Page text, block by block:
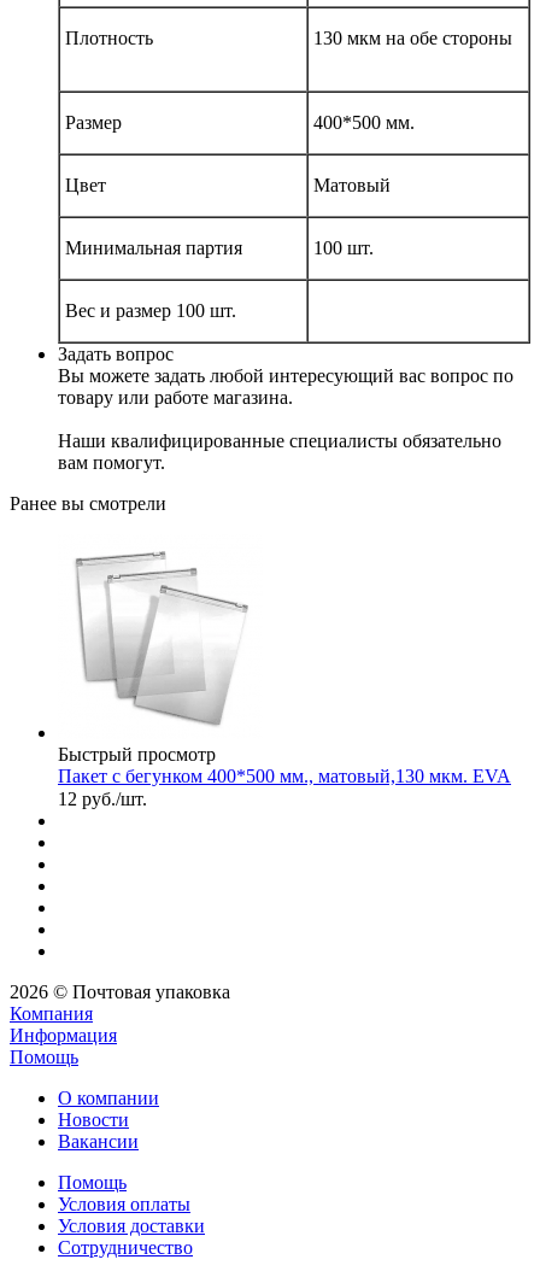
Плотность 130 мкм на обе стороны
Размер 400*500 мм.
Цвет Матовый
Минимальная партия 100 шт.
Вес и размер 100 шт.
Задать вопрос
Вы можете задать любой интересующий вас вопрос по
товару или работе магазина.
Наши квалифицированные специалисты обязательно
вам помогут.
Ранее вы смотрели
Быстрый просмотр
Пакет с бегунком 400*500 мм., матовый,130 мкм. EVA
12 руб./шт.
2026 © Почтовая упаковка
Компания
Информация
Помощь
О компании
Новости
Вакансии
Помощь
Условия оплаты
Условия доставки
Сотрудничество